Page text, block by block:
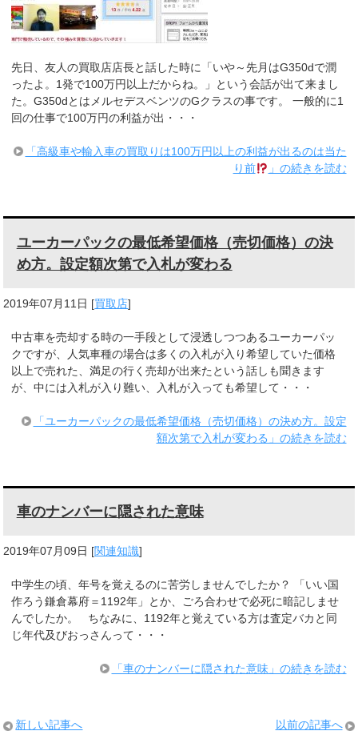
先日、友人の買取店店長と話した時に「いや～先月はG350dで潤
ったよ。1発で100万円以上だからね。」という会話が出て来まし
た。G350dとはメルセデスベンツのGクラスの事です。 一般的に1
回の仕事で100万円の利益が出・・・
「高級車や輸入車の買取りは100万円以上の利益が出るのは当た
り前
」の続きを読む
ユーカーパックの最低希望価格（売切価格）の決
め方。設定額次第で入札が変わる
2019年07月11日 [買取店]
中古車を売却する時の一手段として浸透しつつあるユーカーパッ
クですが、人気車種の場合は多くの入札が入り希望していた価格
以上で売れた、満足の行く売却が出来たという話しも聞きます
が、中には入札が入り難い、入札が入っても希望して・・・
「ユーカーパックの最低希望価格（売切価格）の決め方。設定
額次第で入札が変わる」の続きを読む
車のナンバーに隠された意味
2019年07月09日 [関連知識]
中学生の頃、年号を覚えるのに苦労しませんでしたか？ 「いい国
作ろう鎌倉幕府＝1192年」とか、ごろ合わせで必死に暗記しませ
んでしたか。 ちなみに、1192年と覚えている方は査定バカと同
じ年代及びおっさんって・・・
「車のナンバーに隠された意味」の続きを読む
以前の記事へ
新しい記事へ